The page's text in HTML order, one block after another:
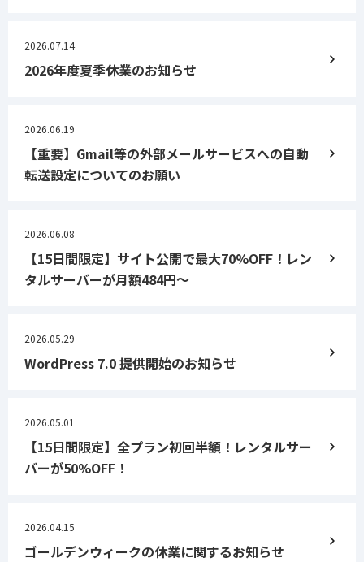
2026.07.14
2026年度夏季休業のお知らせ
2026.06.19
【重要】Gmail等の外部メールサービスへの自動
転送設定についてのお願い
2026.06.08
【15日間限定】サイト公開で最大70%OFF！レン
タルサーバーが月額484円〜
2026.05.29
WordPress 7.0 提供開始のお知らせ
2026.05.01
【15日間限定】全プラン初回半額！レンタルサー
バーが50%OFF！
2026.04.15
ゴールデンウィークの休業に関するお知らせ